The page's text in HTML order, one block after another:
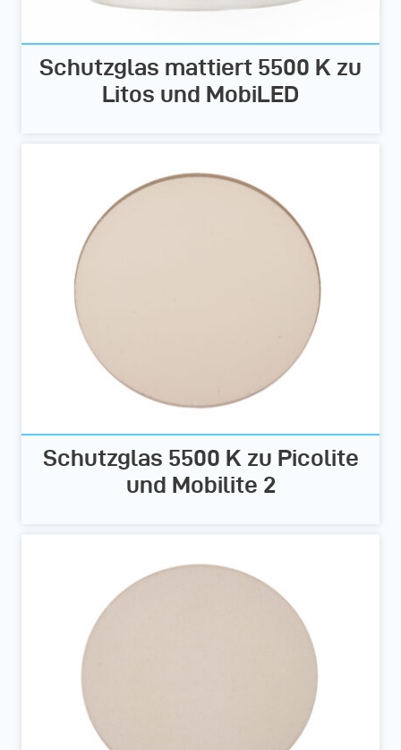
Schutzglas mattiert 5500 K zu
Litos und MobiLED
Schutzglas 5500 K zu Picolite
und Mobilite 2